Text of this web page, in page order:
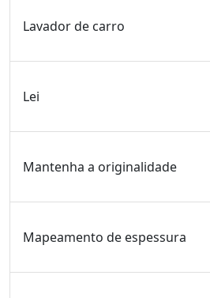
Lavador de carro
Lei
Mantenha a originalidade
Mapeamento de espessura